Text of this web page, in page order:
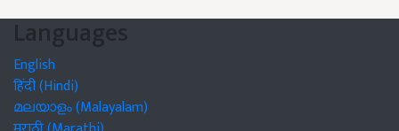
Languages
English
हिंदी (Hindi)
മലയാളം (Malayalam)